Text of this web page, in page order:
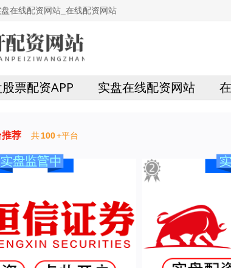
在线配资网站_在线配资网站
票配资APP 实盘在线配资网站
荐 共100+平台